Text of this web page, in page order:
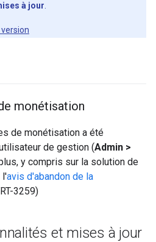
à jour
monétisation
de monétisation a été
de gestion (Admin >
y compris sur la solution de
l'avis d'abandon de la
3259)
et mises à jour